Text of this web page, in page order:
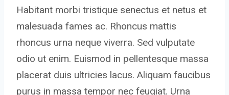
Habitant morbi tristique senectus et netus et
malesuada fames ac. Rhoncus mattis
rhoncus urna neque viverra. Sed vulputate
odio ut enim. Euismod in pellentesque massa
placerat duis ultricies lacus. Aliquam faucibus
purus in massa tempor nec feugiat. Urna